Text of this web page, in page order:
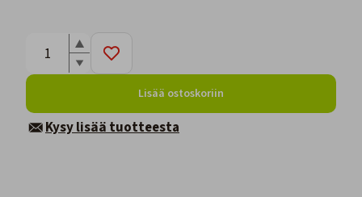
Lisää ostoskoriin
Kysy lisää tuotteesta